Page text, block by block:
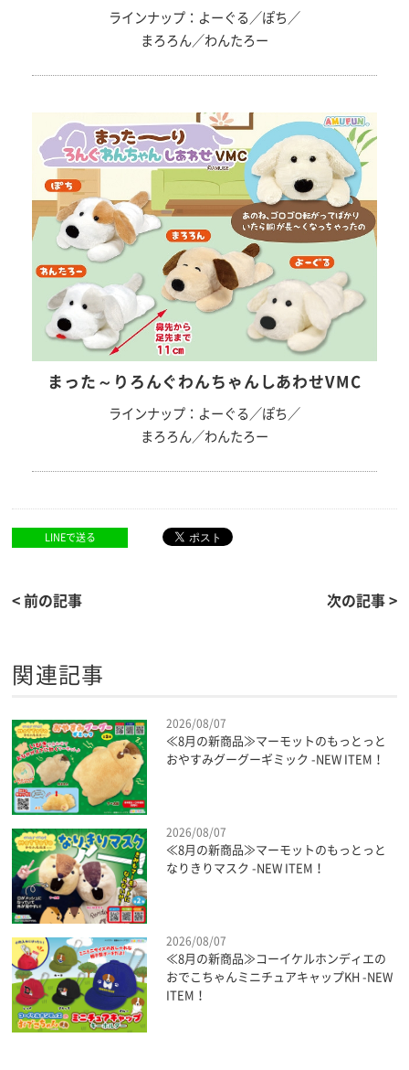
ラインナップ：よーぐる／ぽち／
まろろん／わんたろー
まった～りろんぐわんちゃんしあわせVMC
ラインナップ：よーぐる／ぽち／
まろろん／わんたろー
LINEで送る
< 前の記事 次の記事 >
関連記事
2026/08/07
≪8月の新商品≫マーモットのもっとっと
おやすみグーグーギミック -NEW ITEM！
2026/08/07
≪8月の新商品≫マーモットのもっとっと
なりきりマスク -NEW ITEM！
2026/08/07
≪8月の新商品≫コーイケルホンディエの
おでこちゃんミニチュアキャップKH -NEW
ITEM！